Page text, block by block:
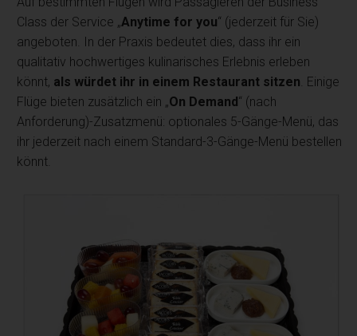
Class der Service „Anytime for you“ (jederzeit für Sie)
angeboten. In der Praxis bedeutet dies, dass ihr ein
qualitativ hochwertiges kulinarisches Erlebnis erleben
könnt, als würdet ihr in einem Restaurant sitzen . Einige
Flüge bieten zusätzlich ein „On Demand“ (nach
Anforderung)-Zusatzmenü: optionales 5-Gänge-Menü, das
ihr jederzeit nach einem Standard-3-Gänge-Menü bestellen
könnt.